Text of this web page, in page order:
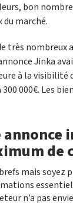
bon
du marché.
très nombreux
Jinka
à la visibilité
300 000€. Les
annonce
de
mais
n’a pas